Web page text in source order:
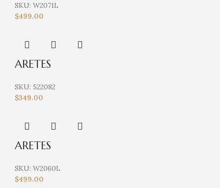
SKU: W2071L
$499.00
ARETES
SKU: 522082
$349.00
ARETES
SKU: W2060L
$499.00